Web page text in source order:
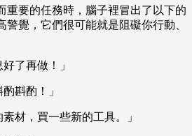
重要的任務時，腦子裡冒出了以下的
覺，它們很可能就是阻礙你行動、
了再做！」
斟酌！」
材，買一些新的工具。」